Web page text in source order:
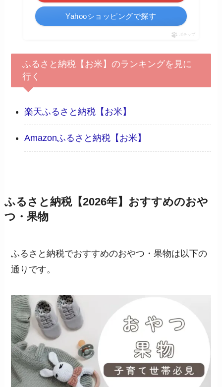
Yahooショッピングで探す
ポチップ
ふるさと納税【お米】のランキングを見に
行く
楽天ふるさと納税【お米】
Amazonふるさと納税【お米】
ふるさと納税【2026年】おすすめのおや
つ・果物
ふるさと納税でおすすめのおやつ・果物は以下の
通りです。